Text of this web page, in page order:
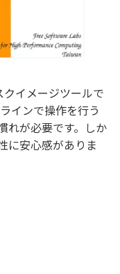
イメージツールで
インで操作を行う
れが必要です。しか
に安心感がありま